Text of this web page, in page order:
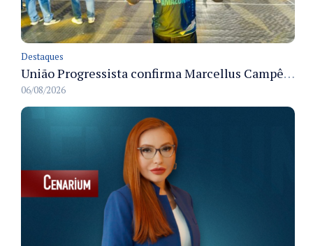
Destaques
União Progressista confirma Marcellus Campêlo como candidato a deputado estadual
06/08/2026